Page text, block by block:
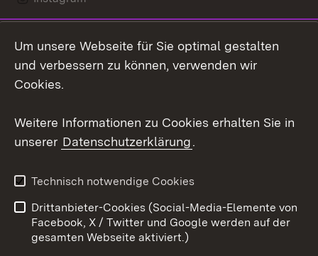
Mastodon
Youtube
Kontakt
Datenschutz
Barrierefreiheit
Impressum Cookies
Um unsere Webseite für Sie optimal gestalten
und verbessern zu können, verwenden wir
Cookies.
Weitere Informationen zu Cookies erhalten Sie in
unserer Datenschutzerklärung.
Technisch notwendige Cookies
Drittanbieter-Cookies (Social-Media-Elemente von
Facebook, X / Twitter und Google werden auf der
gesamten Webseite aktiviert.)